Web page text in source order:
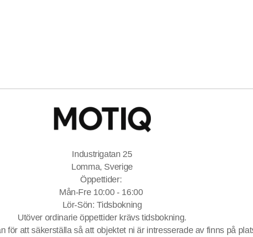
Industrigatan 25
Lomma, Sverige
Öppettider:
Mån-Fre 10:00 - 16:00
Lör-Sön: Tidsbokning
Utöver ordinarie öppettider krävs tidsbokning.
för att säkerställa så att objektet ni är intresserade av finns på